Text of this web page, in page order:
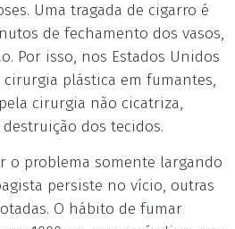
Uma tragada de cigarro é
de fechamento dos vasos,
Por isso, nos Estados Unidos
plástica em fumantes,
cirurgia não cicatriza,
dos tecidos.
o problema somente largando
persiste no vício, outras
O hábito de fumar